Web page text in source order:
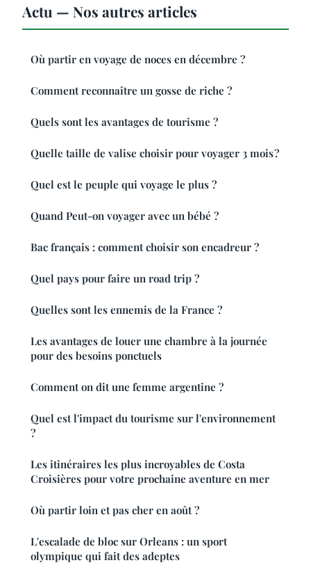
Actu — Nos autres articles
Où partir en voyage de noces en décembre ?
Comment reconnaître un gosse de riche ?
Quels sont les avantages de tourisme ?
Quelle taille de valise choisir pour voyager 3 mois ?
Quel est le peuple qui voyage le plus ?
Quand Peut-on voyager avec un bébé ?
Bac français : comment choisir son encadreur ?
Quel pays pour faire un road trip ?
Quelles sont les ennemis de la France ?
Les avantages de louer une chambre à la journée
pour des besoins ponctuels
Comment on dit une femme argentine ?
Quel est l'impact du tourisme sur l'environnement
?
Les itinéraires les plus incroyables de Costa
Croisières pour votre prochaine aventure en mer
Où partir loin et pas cher en août ?
L'escalade de bloc sur Orleans : un sport
olympique qui fait des adeptes